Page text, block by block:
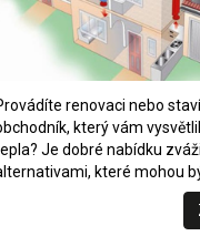
renovaci nebo
který vám
Je dobré nabídku
které mohou